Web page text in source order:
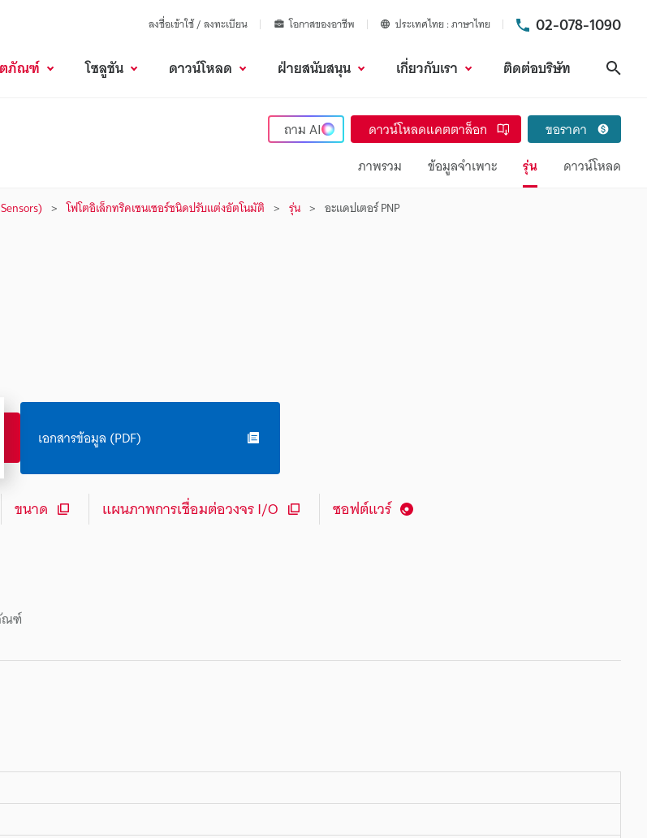
ลงชื่อเข้าใช้ / ลงทะเบียน โอกาสของอาชีพ ประเทศไทย ภาษาไทย 02-078-1090
ภัณฑ์ โซลูชัน ดาวน์โหลด ฝ่ายสนับสนุน เกี่ยวกับเรา ติดต่อบริษัท
ถามAI ดาวน์โหลดแคตตาล็อก
ขอราคา
ภาพรวม
ข้อมูลจำเพาะ รุ่น ดาวน์โหลด
โฟโตอิเล็กทริคเซนเซอร์ชนิดปรับแต่งอัตโนมัติ รุ่น อะแดปเตอร์ PNP
ณฑ์
เอกสารข้อมูล (PDF)
ขนาด แผนภาพการเชื่อมต่อวงจร I/O ซอฟต์แวร์